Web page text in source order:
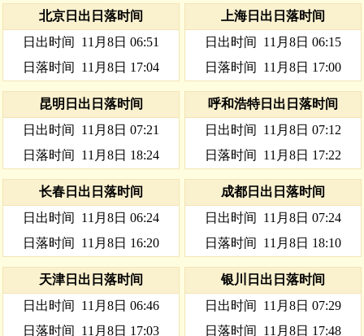
北京日出日落时间
日出时间
11月8日 06:51
日落时间
11月8日 17:04
上海日出日落时间
日出时间
11月8日 06:15
日落时间
11月8日 17:00
昆明日出日落时间
日出时间
11月8日 07:21
日落时间
11月8日 18:24
呼和浩特日出日落时间
日出时间
11月8日 07:12
日落时间
11月8日 17:22
长春日出日落时间
日出时间
11月8日 06:24
日落时间
11月8日 16:20
成都日出日落时间
日出时间
11月8日 07:24
日落时间
11月8日 18:10
天津日出日落时间
日出时间
11月8日 06:46
日落时间
11月8日 17:03
银川日出日落时间
日出时间
11月8日 07:29
日落时间
11月8日 17:48